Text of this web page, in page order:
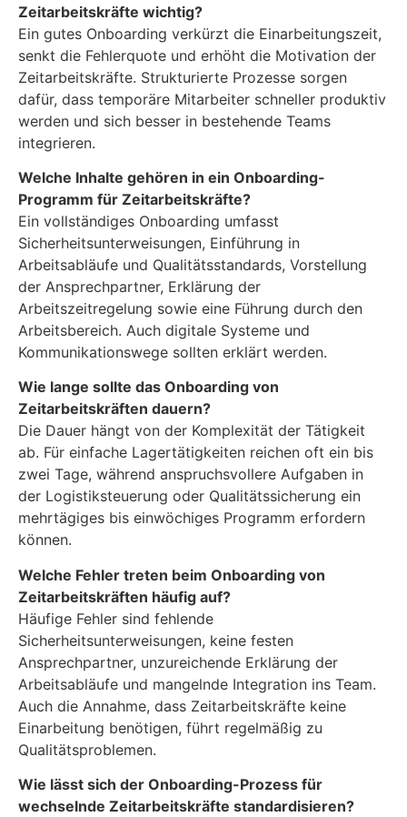
Zeitarbeitskräfte wichtig?
Ein gutes Onboarding verkürzt die Einarbeitungszeit,
senkt die Fehlerquote und erhöht die Motivation der
Zeitarbeitskräfte. Strukturierte Prozesse sorgen
dafür, dass temporäre Mitarbeiter schneller produktiv
werden und sich besser in bestehende Teams
integrieren.
Welche Inhalte gehören in ein Onboarding-
Programm für Zeitarbeitskräfte?
Ein vollständiges Onboarding umfasst
Sicherheitsunterweisungen, Einführung in
Arbeitsabläufe und Qualitätsstandards, Vorstellung
der Ansprechpartner, Erklärung der
Arbeitszeitregelung sowie eine Führung durch den
Arbeitsbereich. Auch digitale Systeme und
Kommunikationswege sollten erklärt werden.
Wie lange sollte das Onboarding von
Zeitarbeitskräften dauern?
Die Dauer hängt von der Komplexität der Tätigkeit
ab. Für einfache Lagertätigkeiten reichen oft ein bis
zwei Tage, während anspruchsvollere Aufgaben in
der Logistiksteuerung oder Qualitätssicherung ein
mehrtägiges bis einwöchiges Programm erfordern
können.
Welche Fehler treten beim Onboarding von
Zeitarbeitskräften häufig auf?
Häufige Fehler sind fehlende
Sicherheitsunterweisungen, keine festen
Ansprechpartner, unzureichende Erklärung der
Arbeitsabläufe und mangelnde Integration ins Team.
Auch die Annahme, dass Zeitarbeitskräfte keine
Einarbeitung benötigen, führt regelmäßig zu
Qualitätsproblemen.
Wie lässt sich der Onboarding-Prozess für
wechselnde Zeitarbeitskräfte standardisieren?